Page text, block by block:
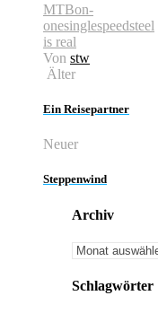
MTBon-
onesinglespeedsteel
is real
Von stw
Älter
Ein Reisepartner
Neuer
Steppenwind
Archiv
Archiv
Schlagwörter